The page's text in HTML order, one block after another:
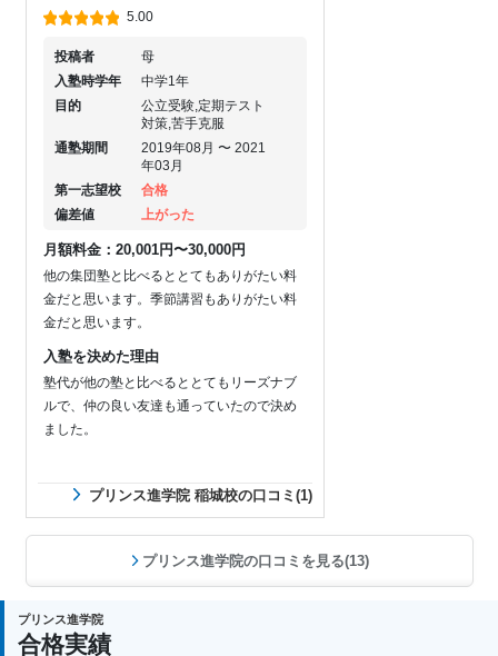
5.00
投稿者
母
入塾時学年
中学1年
目的
公立受験,定期テスト
対策,苦手克服
通塾期間
2019年08月 〜 2021
年03月
第一志望校
合格
偏差値
上がった
月額料金：20,001円〜30,000円
他の集団塾と比べるととてもありがたい料
金だと思います。季節講習もありがたい料
金だと思います。
入塾を決めた理由
塾代が他の塾と比べるととてもリーズナブ
ルで、仲の良い友達も通っていたので決め
ました。
プリンス進学院 稲城校の口コミ(1)
プリンス進学院の口コミを見る(13)
プリンス進学院
合格実績